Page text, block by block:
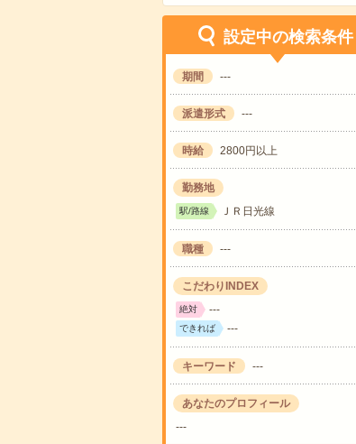
設定中の検索条件
期間 ---
派遣形式 ---
時給 2800円以上
勤務地
駅/路線 ＪＲ日光線
職種 ---
こだわりINDEX
絶対 ---
できれば ---
キーワード ---
あなたのプロフィール
---